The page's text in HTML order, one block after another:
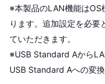
※本製品のLAN機能はOS
ります。追加設定を必
ていただきます。
※USB Standard Aから
USB Standard Aへの変換